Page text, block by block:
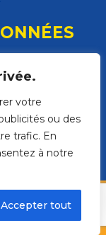
votre
ou des
trafic. En
à notre
Accepter tout
Richelieu
local 132
QC J3G 2H5
Map
Richelieu